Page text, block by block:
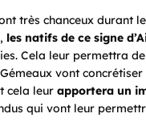
très chanceux durant
les natifs de ce signe
Cela leur permettra de
vont
cela leur apportera un
qui vont leur